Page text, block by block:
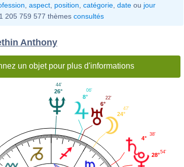
aspect position catégorie date ou jour
1 205 759 577 thèmes consultés
Anthony
un objet pour plus d'informations
28°54'
4°
38'
24°
47'
6°
22'
8°
06'
26°
44'